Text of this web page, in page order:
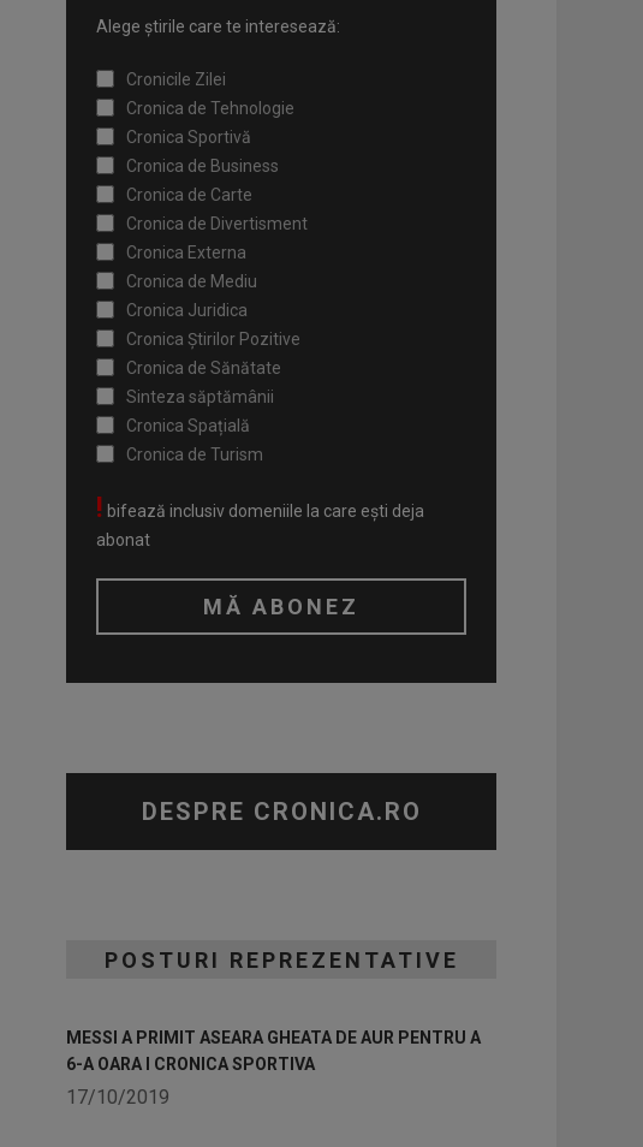
Alege știrile care te interesează:
Cronicile Zilei
Cronica de Tehnologie
Cronica Sportivă
Cronica de Business
Cronica de Carte
Cronica de Divertisment
Cronica Externa
Cronica de Mediu
Cronica Juridica
Cronica Știrilor Pozitive
Cronica de Sănătate
Sinteza săptămânii
Cronica Spațială
Cronica de Turism
! bifează inclusiv domeniile la care ești deja
abonat
DESPRE CRONICA.RO
POSTURI REPREZENTATIVE
MESSI A PRIMIT ASEARA GHEATA DE AUR PENTRU A
6-A OARA I CRONICA SPORTIVA
17/10/2019